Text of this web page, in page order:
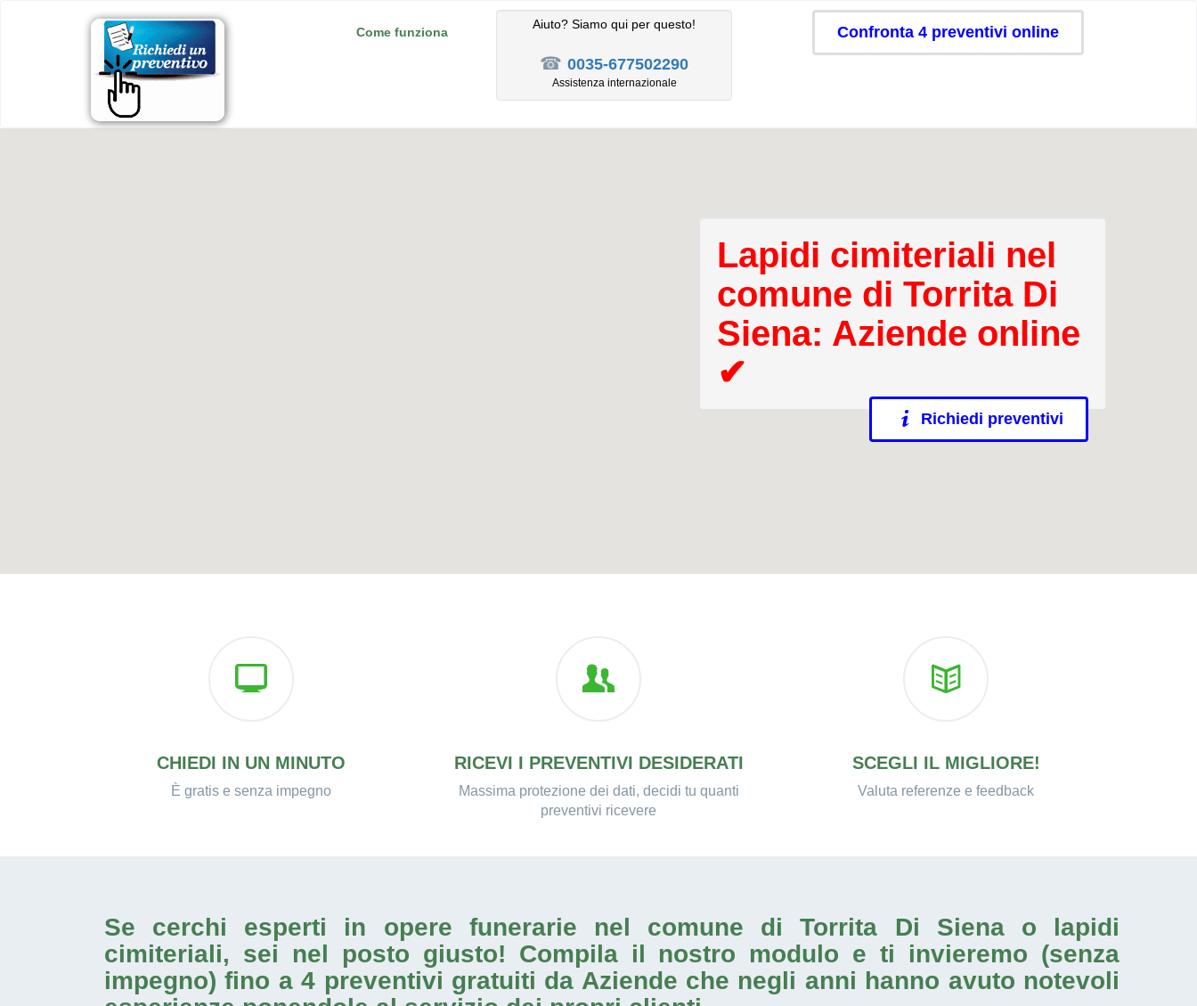
Come funziona
Aiuto? Siamo qui per questo!
☎ 0035-677502290
Assistenza internazionale
Confronta 4 preventivi online
Lapidi cimiteriali nel
comune di Torrita Di
Siena: Aziende online
✔
Richiedi preventivi
CHIEDI IN UN MINUTO
È gratis e senza impegno
RICEVI I PREVENTIVI DESIDERATI
Massima protezione dei dati, decidi tu quanti
preventivi ricevere
SCEGLI IL MIGLIORE!
Valuta referenze e feedback
Se cerchi esperti in opere funerarie nel comune di Torrita Di Siena o lapidi
cimiteriali, sei nel posto giusto! Compila il nostro modulo e ti invieremo (senza
impegno) fino a 4 preventivi gratuiti da Aziende che negli anni hanno avuto notevoli